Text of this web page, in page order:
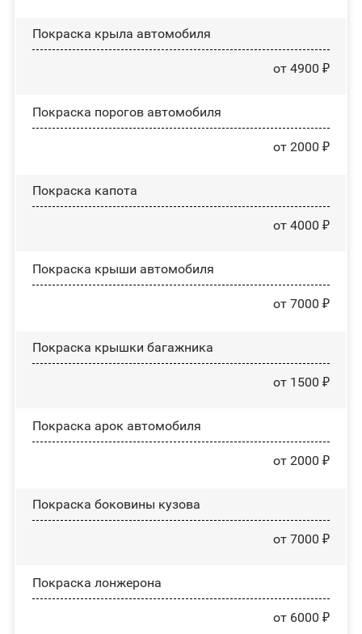
Покраска крыла автомобиля
от 4900 ₽
Покраска порогов автомобиля
от 2000 ₽
Покраска капота
от 4000 ₽
Покраска крыши автомобиля
от 7000 ₽
Покраска крышки багажника
от 1500 ₽
Покраска арок автомобиля
от 2000 ₽
Покраска боковины кузова
от 7000 ₽
Покраска лонжерона
от 6000 ₽